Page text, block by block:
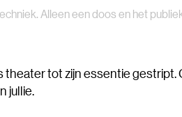
Alleen een doos en het
theater tot zijn essentie gestript.
jullie.